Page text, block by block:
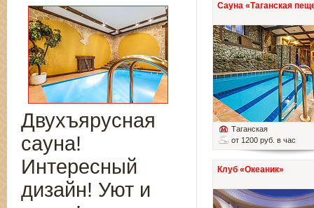
Сауна «Таганская
Таганская
от 1200 руб. в час
Клуб «Океаник»
Двухъярусная
сауна!
Интересный
дизайн! Уют и